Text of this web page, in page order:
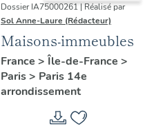
Dossier IA75000261 | Réalisé par
Sol Anne-Laure (Rédacteur)
Maisons-immeubles
France > Île-de-France >
Paris> Paris 14e
arrondissement